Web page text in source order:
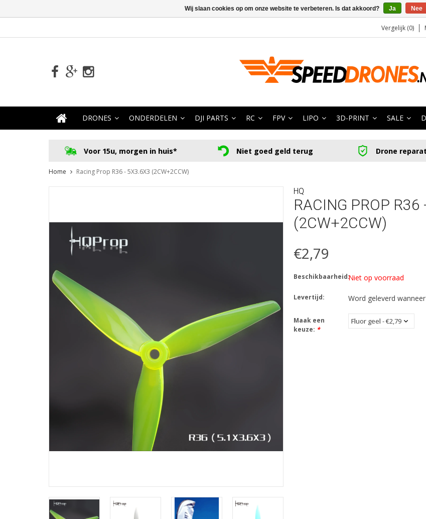
Vergelijk (0)
DRONES ONDERDELEN DJI PARTS RC FPV LIPO 3D-PRINT SALE
Voor 15u, morgen in huis* Niet goed geld terug Drone
Home Racing Prop R36 - 5X3.6X3 (2CW+2CCW)
HQ
RACING PROP R36
(2CW+2CCW)
€2,79
Beschikbaarheid:Niet op voorraad
Levertijd: Word geleverd
Maak een
keuze: *
Wij slaan cookies op om onze website te verbeteren. Is dat akkoord? Ja Nee